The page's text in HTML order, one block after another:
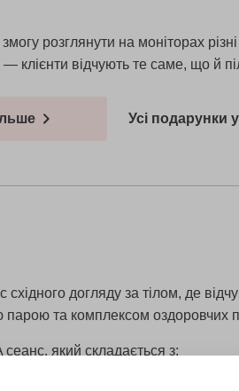
змогу розглянути на моніторах
клієнти відчують те саме, що й
Усі подарунки у
східного догляду за тілом, де
парою та комплексом оздоровчих
сеанс, який складається з: